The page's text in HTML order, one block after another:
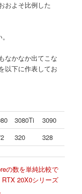
およそ比例した
なかなか出てこな
以下に作表してお
3080Ti
3090
320 328
の数を単純比較で
20X0シリーズ